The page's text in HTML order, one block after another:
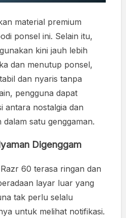
material premium
ponsel ini. Selain itu,
kini jauh lebih
dan menutup ponsel,
dan nyaris tanpa
pengguna dapat
antara nostalgia dan
satu genggaman.
Digenggam
60 terasa ringan dan
layar luar yang
tak perlu selalu
untuk melihat notifikasi.